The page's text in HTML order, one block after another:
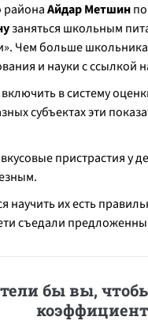
районаАйдар Метшин
заняться школьным
Чем больше
и науки с ссылкой
в систему
субъектах эти
пристрастия у
их есть
съедали
бы вы,